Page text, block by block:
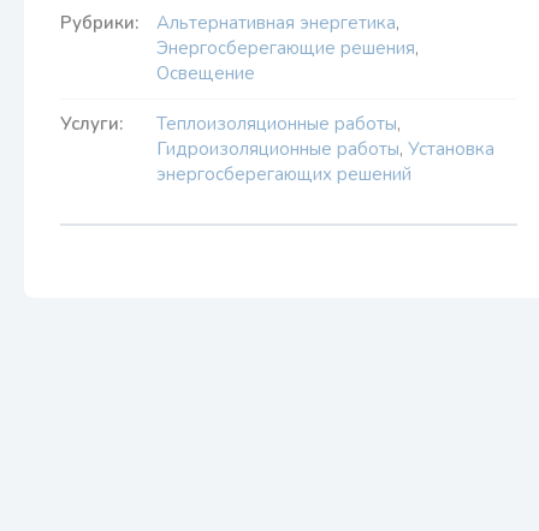
Рубрики: Альтернативная энергетика,
Энергосберегающие решения,
Освещение
Услуги: Теплоизоляционные работы,
Гидроизоляционные работы, Установка
энергосберегающих решений